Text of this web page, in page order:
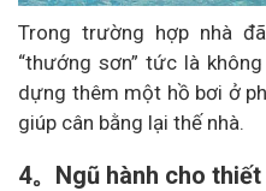
Trong trường hợp nhà
“thướng sơn” tức là
dựng thêm một hồ bơi ở
giúp cân bằng lại thế nhà.
4。Ngũ hành cho